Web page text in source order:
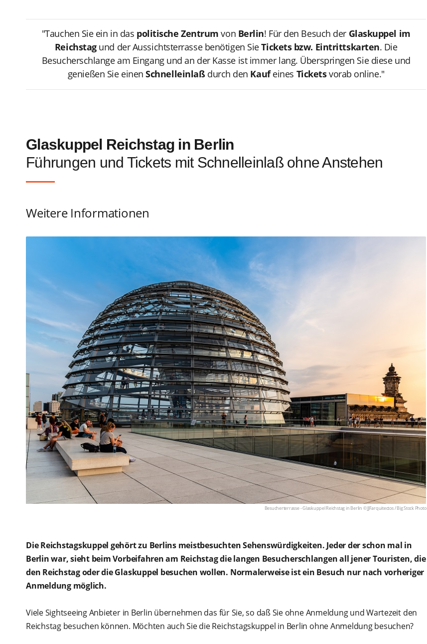
"Tauchen Sie ein in das politische Zentrum von Berlin! Für den Besuch der Glaskuppel im
Reichstagund der Aussichtsterrasse benötigen SieTickets bzw. Eintrittskarten. Die
Besucherschlange am Eingang und an der Kasse ist immer lang. Überspringen Sie diese und
genießen Sie einenSchnelleinlaßdurch den Kaufeines Ticketsvorab online."
Glaskuppel Reichstag in Berlin
Führungen und Tickets mit Schnelleinlaß ohne Anstehen
Weitere Informationen
Besucherterrasse - Glaskuppel Reichstag in Berlin © JJFarquitectos /Big Stock Photo
Die Reichstagskuppel gehört zu Berlins meistbesuchten Sehenswürdigkeiten. Jeder der schon mal in
Berlin war, sieht beim Vorbeifahren am Reichstag die langen Besucherschlangen all jener Touristen, die
den Reichstag oder die Glaskuppel besuchen wollen. Normalerweise ist ein Besuch nur nach vorheriger
Anmeldung möglich.
Viele Sightseeing Anbieter in Berlin übernehmen das für Sie, so daß Sie ohne Anmeldung und Wartezeit den
Reichstag besuchen können. Möchten auch Sie die Reichstagskuppel in Berlin ohne Anmeldung besuchen?